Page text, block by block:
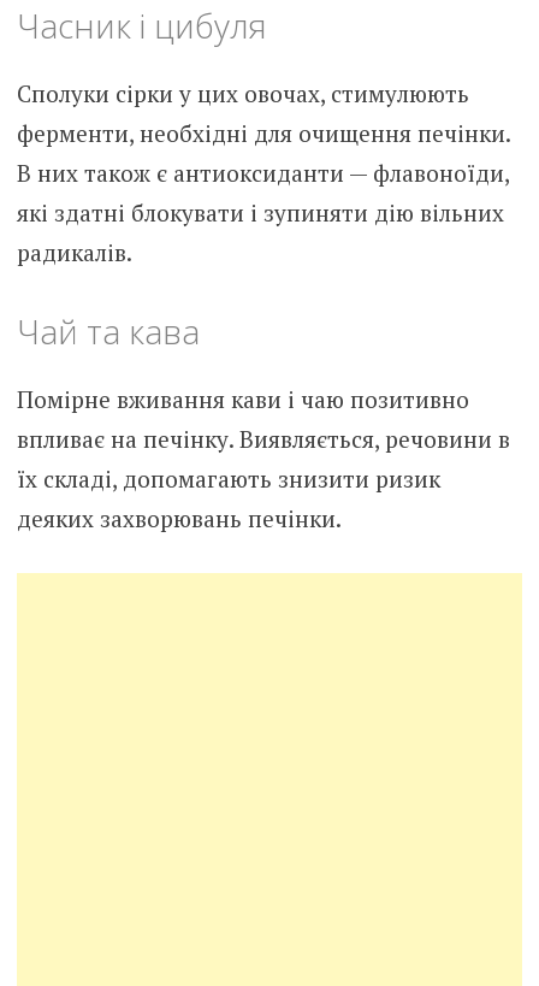
Часник і цибуля
Сполуки сірки у цих овочах, стимулюють
ферменти, необхідні для очищення печінки.
В них також є антиоксиданти — флавоноїди,
які здатні блокувати і зупиняти дію вільних
радикалів.
Чай та кава
Помірне вживання кави і чаю позитивно
впливає на печінку. Виявляється, речовини в
їх складі, допомагають знизити ризик
деяких захворювань печінки.